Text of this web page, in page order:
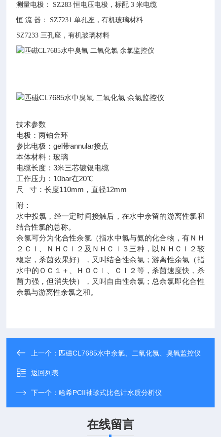
测量电极： SZ283 恒电压电极，标配 3 米电缆
恒 流 器： SZ7231 单孔座，有机玻璃材料
SZ7233 三孔座，有机玻璃材料
技术参数
电极：两铂金环
参比电极：gel带annular接点
本体材料：玻璃
电缆长度：3米三芯镀银电缆
工作压力：10bar在20℃
尺 寸：长度110mm，直径12mm
附：
水中投氯，经一定时间接触后，在水中余留的游离性氯和
结合性氯的总称。
余氯可分为化合性余氯（指水中氯与氨的化合物，有ＮＨ
２Ｃｌ、ＮＨＣｌ２及ＮＨＣｌ３三种，以ＮＨＣｌ２较
稳定，杀菌效果好），又叫结合性余氯；游离性余氯（指
水中的ＯＣ１＋、ＨＯＣｌ、Ｃｌ２等，杀菌速度快，杀
菌力强，但消失快），又叫自由性余氯；总余氯即化合性
余氯与游离性余氯之和。
上一个： 匹磁CL7685水中余氯、二氧化氯、臭氧监控仪
返回列表
下一个：哈希PCII袖珍式比色计水质分析仪
在线留言